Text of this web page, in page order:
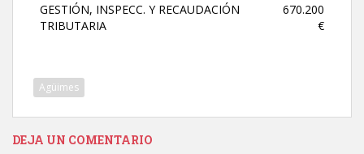
GESTIÓN, INSPECC. Y RECAUDACIÓN
TRIBUTARIA
670.200
€
Agüimes
DEJA UN COMENTARIO